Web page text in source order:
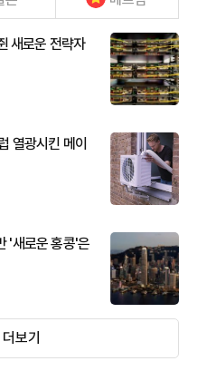
새로운 전략자
열광시킨 메이
'새로운 홍콩'은
더보기